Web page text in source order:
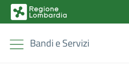
Bandi e Servizi